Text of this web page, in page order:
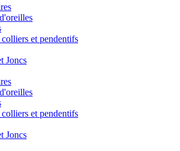
et pendentifs
Joncs
et pendentifs
Joncs